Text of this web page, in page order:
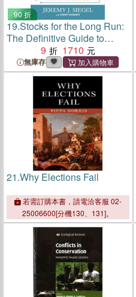
90 折
19.Stocks for the Long Run:
The Definitive Guide to
Financial Market Returns &
Long-Term Investment
Strategies, Sixth Edition
9 1710
無庫存
21.Why Elections Fail
若需訂購本書，請電洽客服 02-
25006600[分機130、131]。